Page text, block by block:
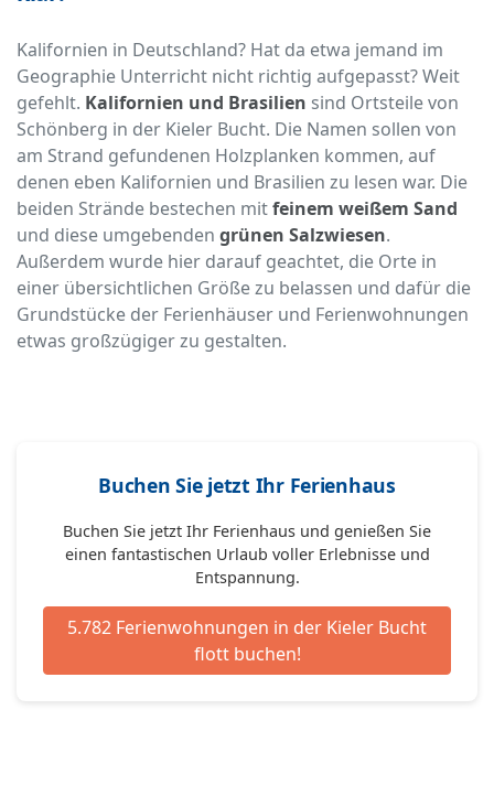
Kalifornien in Deutschland? Hat da etwa jemand im
Geographie Unterricht nicht richtig aufgepasst? Weit
gefehlt. Kalifornien und Brasilien sind Ortsteile von
Schönberg in der Kieler Bucht. Die Namen sollen von
am Strand gefundenen Holzplanken kommen, auf
denen eben Kalifornien und Brasilien zu lesen war. Die
beiden Strände bestechen mitfeinem weißem Sand
und diese umgebenden grünen Salzwiesen.
Außerdem wurde hier darauf geachtet, die Orte in
einer übersichtlichen Größe zu belassen und dafür die
Grundstücke der Ferienhäuser und Ferienwohnungen
etwas großzügiger zu gestalten.
Buchen Sie jetzt Ihr Ferienhaus
Buchen Sie jetzt Ihr Ferienhaus und genießen Sie
einen fantastischen Urlaub voller Erlebnisse und
Entspannung.
5.782 Ferienwohnungen in der Kieler Bucht
flott buchen!